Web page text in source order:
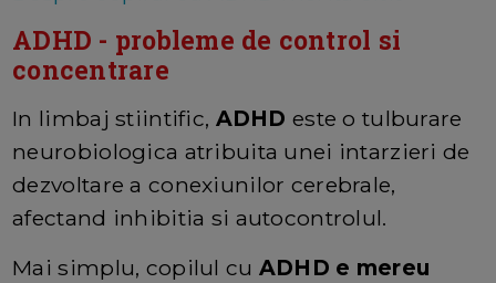
ADHD - probleme de control si
concentrare
In limbaj stiintific, ADHD este o tulburare
neurobiologica atribuita unei intarzieri de
dezvoltare a conexiunilor cerebrale,
afectand inhibitia si autocontrolul.
Mai simplu, copilul cu ADHD e mereu